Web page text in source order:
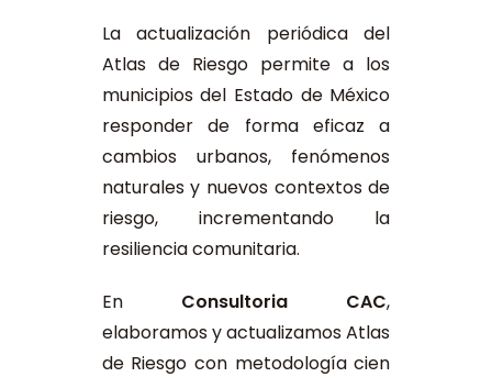
La actualización periódica del
Atlas de Riesgo permite a los
municipios del Estado de México
responder de forma eficaz a
cambios urbanos, fenómenos
naturales y nuevos contextos de
riesgo, incrementando la
resiliencia comunitaria.
En Consultoria CAC,
elaboramos y actualizamos Atlas
de Riesgo con metodología cien